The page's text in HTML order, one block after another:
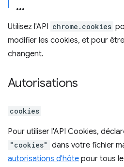
Utilisez l'API chrome.cookies
modifier les cookies, et pour
changent.
Autorisations
cookies
Pour utiliser l'API Cookies,
"cookies" dans votre fichier
autorisations d'hôte pour tous